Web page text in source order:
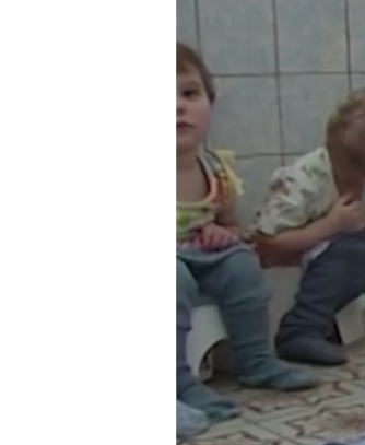
ПОДПИШИТЕСЬ НА РАССЫЛКУ